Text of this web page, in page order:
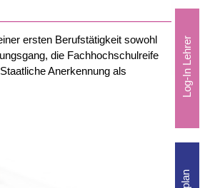
ersten Berufstätigkeit sowohl
die Fachhochschulreife
Anerkennung als